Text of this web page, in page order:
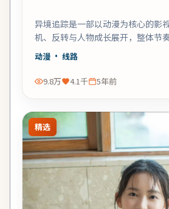
异境追踪是一部以动漫为核心的影
机、反转与人物成长展开，整体节
观看。
动漫 · 线路
9.8万 4.1千 5年前
精选